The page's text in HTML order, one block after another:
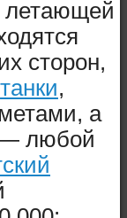
летающей
сторон,
танки,
а
— любой